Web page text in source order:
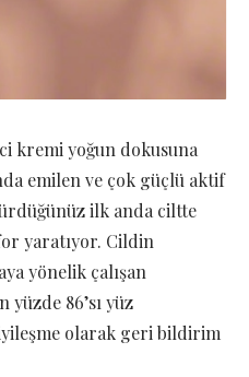
kremi yoğun dokusuna
emilen ve çok güçlü aktif
ilk anda ciltte
yaratıyor. Cildin
yönelik çalışan
86’sı yüz
olarak geri bildirim